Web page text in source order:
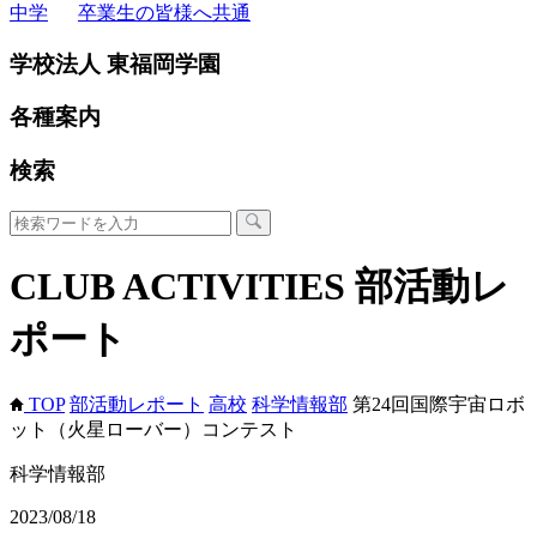
中学
卒業生の皆様へ共通
学校法人 東福岡学園
各種案内
検索
CLUB ACTIVITIES 部活動レ
ポート
TOP 部活動レポート 高校 科学情報部 第24回国際宇宙ロボ
ット（火星ローバー）コンテスト
科学情報部
2023/08/18